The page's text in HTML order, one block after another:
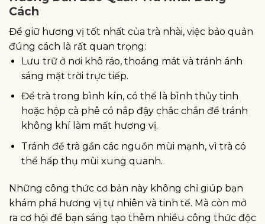
Cách
Để giữ hương vị tốt nhất của trà nhài, việc bảo quản
đúng cách là rất quan trọng:
Lưu trữ ở nơi khô ráo, thoáng mát và tránh ánh
sáng mặt trời trực tiếp.
Để trà trong bình kín, có thể là bình thủy tinh
hoặc hộp cà phê có nắp đậy chắc chắn để tránh
không khí làm mất hương vị.
Tránh để trà gần các nguồn mùi mạnh, vì trà có
thể hấp thụ mùi xung quanh.
Những công thức cơ bản này không chỉ giúp bạn
khám phá hương vị tự nhiên và tinh tế. Mà còn mở
ra cơ hội để bạn sáng tạo thêm nhiều công thức độc